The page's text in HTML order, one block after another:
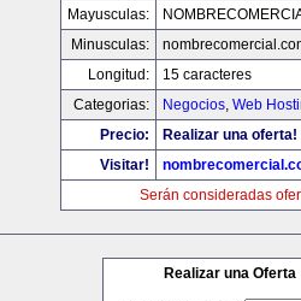
Mayusculas:
Minusculas:
Longitud:
15 caracteres
Categorias:
Negocios, Web
Precio:
Realizar una oferta!
Visitar!
Serán consideradas
Realizar una Oferta